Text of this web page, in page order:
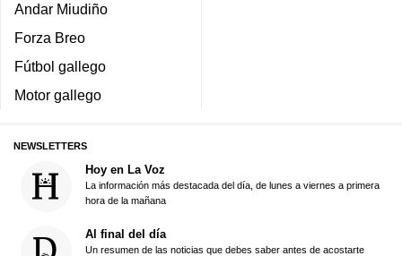
Andar Miudiño
Forza Breo
Fútbol gallego
Motor gallego
NEWSLETTERS
Hoy en La Voz
La información más destacada del día, de lunes a viernes a primera
hora de la mañana
Al final del día
Un resumen de las noticias que debes saber antes de acostarte